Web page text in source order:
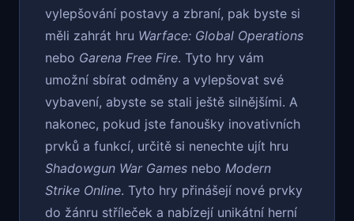
vylepšování postavy a zbraní, pak byste si
měli zahrát hru Warface: Global Operations
nebo Garena Free Fire. Tyto hry vám
umožní sbírat odměny a vylepšovat své
vybavení, abyste se stali ještě silnějšími. A
nakonec, pokud jste fanoušky inovativních
prvků a funkcí, určitě si nenechte ujít hru
Shadowgun War Games nebo Modern
Strike Online. Tyto hry přinášejí nové prvky
do žánru stříleček a nabízejí unikátní herní